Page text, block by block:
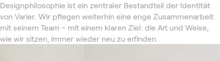
Designphilosophie ist ein zentraler Bestandteil der Identität
von Varier. Wir pflegen weiterhin eine enge Zusammenarbeit
mit seinem Team – mit einem klaren Ziel: die Art und Weise,
wie wir sitzen, immer wieder neu zu erfinden.